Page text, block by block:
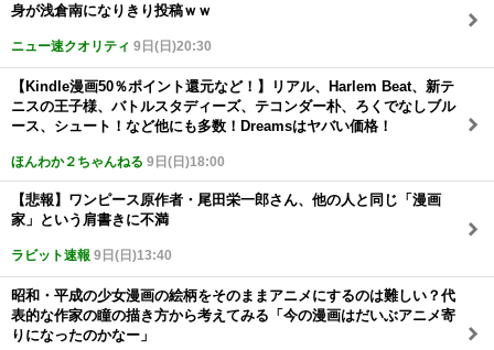
身が浅倉南になりきり投稿ｗｗ
ニュー速クオリティ 9日(日)20:30
【Kindle漫画50％ポイント還元など！】リアル、Harlem Beat、新テ
ニスの王子様、バトルスタディーズ、テコンダー朴、ろくでなしブル
ース、シュート！など他にも多数！Dreamsはヤバい価格！
ほんわか２ちゃんねる 9日(日)18:00
【悲報】ワンピース原作者・尾田栄一郎さん、他の人と同じ「漫画
家」という肩書きに不満
ラビット速報 9日(日)13:40
昭和・平成の少女漫画の絵柄をそのままアニメにするのは難しい？代
表的な作家の瞳の描き方から考えてみる「今の漫画はだいぶアニメ寄
りになったのかなー」